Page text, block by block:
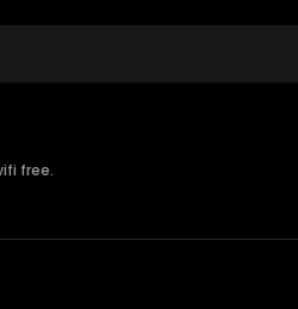
free.